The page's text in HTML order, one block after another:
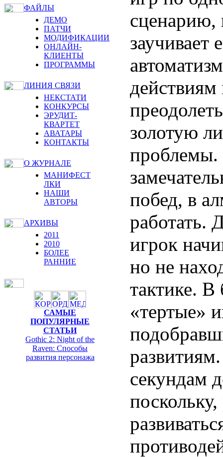
ФАЙЛЫ
ДЕМО
ПАТЧИ
МОДИФИКАЦИИ
ОНЛАЙН-
КЛИЕНТЫ
ПРОГРАММЫ
ЛИНИЯ СВЯЗИ
НЕКСТАТИ
КОНКУРСЫ
ЭРУДИТ-
КВАРТЕТ
АВАТАРЫ
КОНТАКТЫ
О ЖУРНАЛЕ
МАНИФЕСТ
ЛКИ
НАШИ
АВТОРЫ
АРХИВЫ
2011
2010
БОЛЕЕ
РАННИЕ
САМЫЕ
ПОПУЛЯРНЫЕ
СТАТЬИ
Gothic 2: Night of the
Raven: Способы
развития персонажа
сценарию,
заучивает
золотую
проблемы.
побед, в
работать.
игрок
но не
тактике. В
«тертые»
секундам